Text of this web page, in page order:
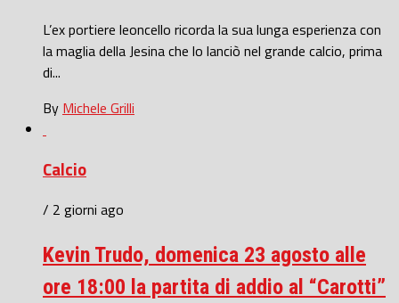
L’ex portiere leoncello ricorda la sua lunga esperienza con
la maglia della Jesina che lo lanciò nel grande calcio, prima
di...
By Michele Grilli
Calcio
/ 2 giorni ago
Kevin Trudo, domenica 23 agosto alle
ore 18:00 la partita di addio al “Carotti”